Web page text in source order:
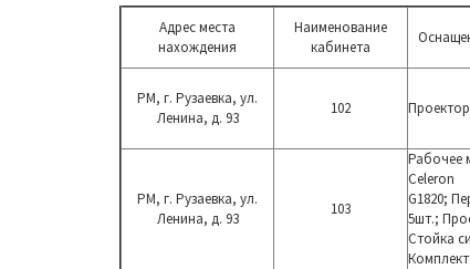
Адрес места
нахождения
Наименование
кабинета
РМ, г. Рузаевка, ул.
Ленина, д. 93
102
РМ, г. Рузаевка, ул.
Ленина, д. 93
103
Рабочее
Celeron
G1820;
5шт.;
Стойка